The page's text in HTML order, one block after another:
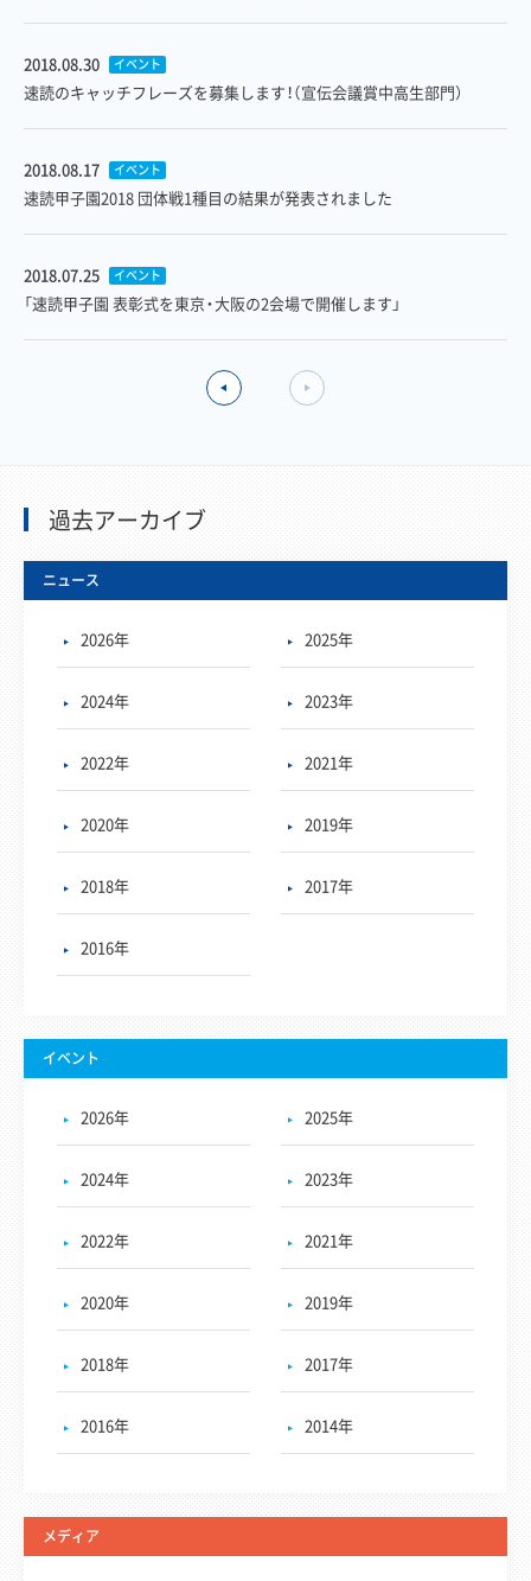
2018.08.30 イベント
速読のキャッチフレーズを募集します！（宣伝会議賞中高生部門）
2018.08.17 イベント
速読甲子園2018 団体戦1種目の結果が発表されました
2018.07.25 イベント
「速読甲子園 表彰式を東京・大阪の2会場で開催します」
過去アーカイブ
ニュース
2026年 2025年
2024年 2023年
2022年 2021年
2020年 2019年
2018年 2017年
2016年
イベント
2026年 2025年
2024年 2023年
2022年 2021年
2020年 2019年
2018年 2017年
2016年 2014年
メディア